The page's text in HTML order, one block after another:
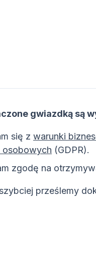
gwiazdką są
się z warunki
osobowych (GDPR).
zgodę na
prześlemy